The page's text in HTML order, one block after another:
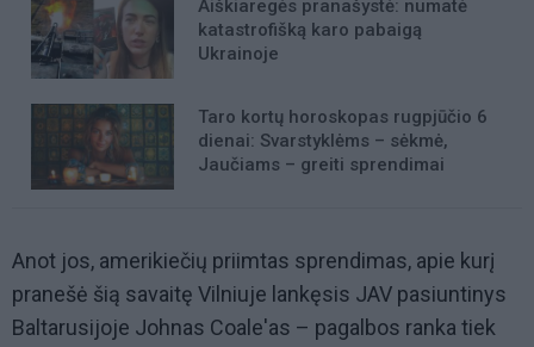
Aiškiaregės pranašystė: numatė
katastrofišką karo pabaigą
Ukrainoje
Taro kortų horoskopas rugpjūčio 6
dienai: Svarstyklėms – sėkmė,
Jaučiams – greiti sprendimai
Anot jos, amerikiečių priimtas sprendimas, apie kurį
pranešė šią savaitę Vilniuje lankęsis JAV pasiuntinys
Baltarusijoje Johnas Coale'as – pagalbos ranka tiek